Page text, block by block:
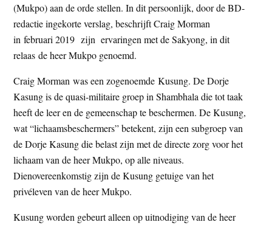
(Mukpo) aan de orde stellen. In dit persoonlijk, door de BD-
redactie ingekorte verslag, beschrijft Craig Morman
in februari 2019 zijn ervaringen met de Sakyong, in dit
relaas de heer Mukpo genoemd.
Craig Morman was een zogenoemde Kusung. De Dorje
Kasung is de quasi-militaire groep in Shambhala die tot taak
heeft de leer en de gemeenschap te beschermen. De Kusung,
wat “lichaamsbeschermers” betekent, zijn een subgroep van
de Dorje Kasung die belast zijn met de directe zorg voor het
lichaam van de heer Mukpo, op alle niveaus.
Dienovereenkomstig zijn de Kusung getuige van het
privéleven van de heer Mukpo.
Kusung worden gebeurt alleen op uitnodiging van de heer